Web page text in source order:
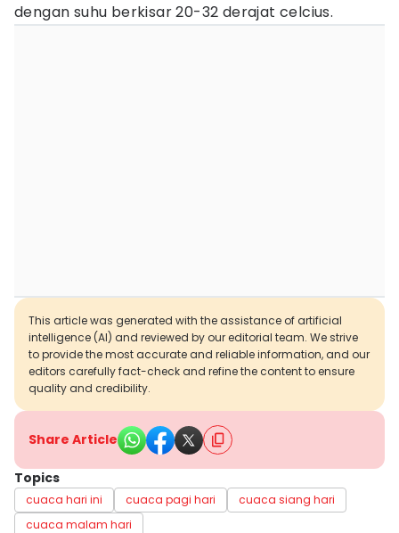
dengan suhu berkisar 20-32 derajat celcius.
This article was generated with the assistance of artificial
intelligence (AI) and reviewed by our editorial team. We strive
to provide the most accurate and reliable information, and our
editors carefully fact-check and refine the content to ensure
quality and credibility.
Share Article
Topics
cuaca hari ini cuaca pagi hari
cuaca siang hari
cuaca malam hari